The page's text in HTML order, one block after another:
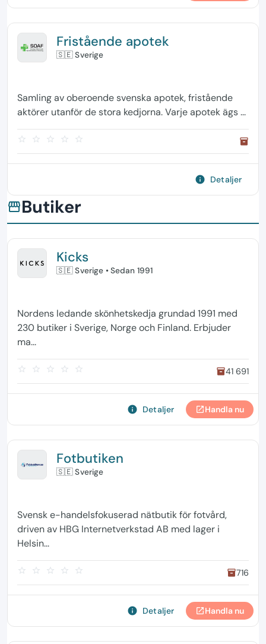
Fristående apotek
🇸🇪 Sverige
Samling av oberoende svenska apotek, fristående
aktörer utanför de stora kedjorna. Varje apotek ägs ...
star_border star_border star_border star_border star_border inventory
info Detaljer
storefrontButiker
Kicks
🇸🇪 Sverige • Sedan 1991
Nordens ledande skönhetskedja grundad 1991 med
230 butiker i Sverige, Norge och Finland. Erbjuder
ma...
star_border star_border star_border star_border star_border inventory41 691
info Detaljer open_in_newHandla nu
Fotbutiken
🇸🇪 Sverige
Svensk e-handelsfokuserad nätbutik för fotvård,
driven av HBG Internetverkstad AB med lager i
Helsin...
star_border star_border star_border star_border star_border inventory716
info Detaljer open_in_newHandla nu